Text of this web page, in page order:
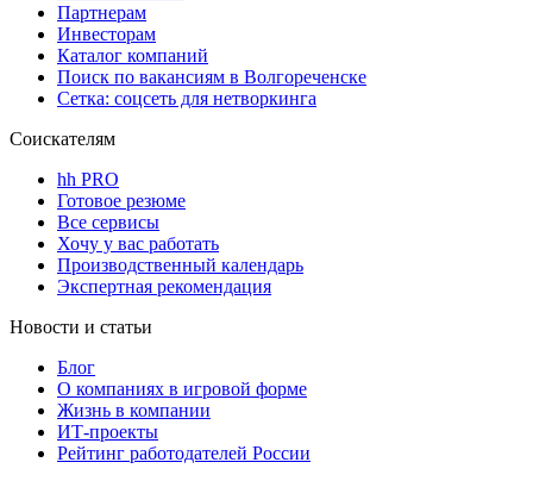
Партнерам
Инвесторам
Каталог компаний
Поиск по вакансиям в Волгореченске
Сетка: соцсеть для нетворкинга
Соискателям
hh PRO
Готовое резюме
Все сервисы
Хочу у вас работать
Производственный календарь
Экспертная рекомендация
Новости и статьи
Блог
О компаниях в игровой форме
Жизнь в компании
ИТ-проекты
Рейтинг работодателей России